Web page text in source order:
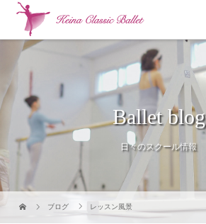
Ballet blog
日々のスクール情報
ブログ レッスン風景